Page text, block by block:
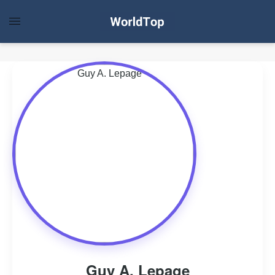
Guy A. Lepage